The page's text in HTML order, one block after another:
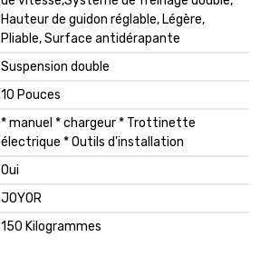
Hauteur de guidon réglable, Légère,
Pliable, Surface antidérapante
‎Suspension double
‎10 Pouces
‎* manuel * chargeur * Trottinette
électrique * Outils d'installation
‎Oui
‎JOYOR
‎150 Kilogrammes